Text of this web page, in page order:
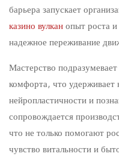
барьера запускает
казино вулкан опыт роста и
надежное переживание
Мастерство
комфорта, что удерживает
нейропластичности и
сопровождается
что не только помогают
чувство витальности и